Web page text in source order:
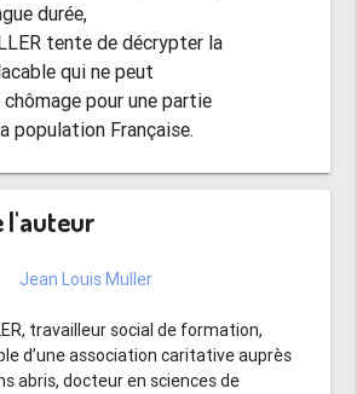
durée,
tente de décrypter la
qui ne peut
pour une partie
population Française.
l'auteur
Jean Louis Muller
travailleur social de formation,
d’une association caritative auprès
abris, docteur en sciences de